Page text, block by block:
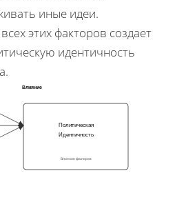
иные идеи.
этих факторов создает
идентичность
Влияние
Политическая
Идентичность
Влияние факторов